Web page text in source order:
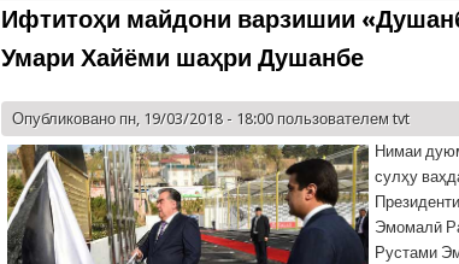
Ифтитоҳи майдони варзишии
Умари Хайёми шаҳри Душанбе
Опубликовано пн, 19/03/2018 - 18:00 пользователемtvt
Нимаи
сулҳу
Эмомалӣ
Рустами